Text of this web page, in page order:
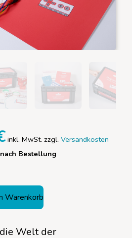
inkl. MwSt. zzgl. Versandkosten
Bestellung
Warenkorb
Welt der